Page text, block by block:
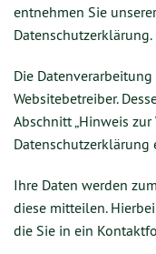
entnehmen Sie
Datenschutzerklärung.
Die
Websitebetreiber.
Abschnitt „Hinweis
Datenschutzerklärung
Ihre Daten werden
diese mitteilen.
die Sie in ein